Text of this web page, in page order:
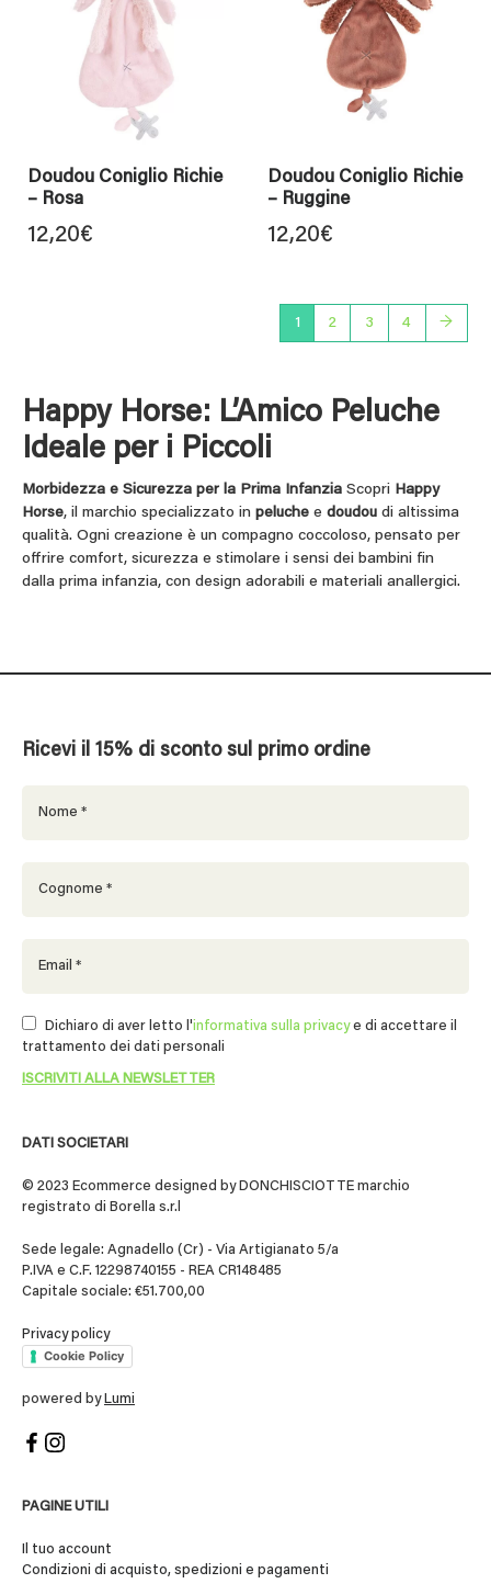
Doudou Coniglio Richie
– Rosa
12,20€
Doudou Coniglio Richie
– Ruggine
12,20€
1 2 3 4 →
Happy Horse: L’Amico Peluche
Ideale per i Piccoli
Morbidezza e Sicurezza per la Prima Infanzia Scopri Happy
Horse, il marchio specializzato in peluche e doudou di altissima
qualità. Ogni creazione è un compagno coccoloso, pensato per
offrire comfort, sicurezza e stimolare i sensi dei bambini fin
dalla prima infanzia, con design adorabili e materiali anallergici.
DATI SOCIETARI
© 2023 Ecommerce designed by DONCHISCIOTTE marchio
registrato di Borella s.r.l
Sede legale: Agnadello (Cr) - Via Artigianato 5/a
P.IVA e C.F. 12298740155 - REA CR148485
Capitale sociale: €51.700,00
Privacy policy
Cookie Policy
powered by Lumi
PAGINE UTILI
Il tuo account
Condizioni di acquisto, spedizioni e pagamenti
Ricevi il 15% di sconto sul primo ordine
Dichiaro di aver letto l'informativa sulla privacye di accettare il
trattamento dei dati personali